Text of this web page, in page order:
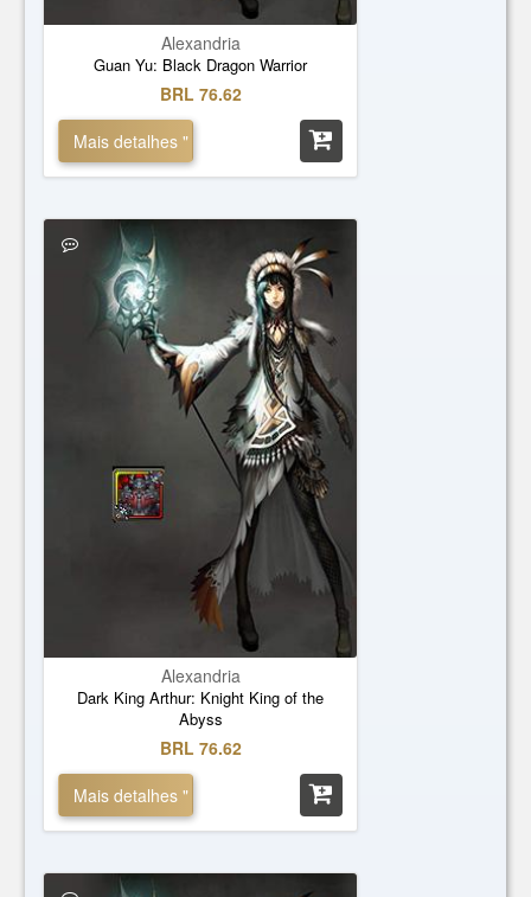
Alexandria
Guan Yu: Black Dragon Warrior
BRL 76.62
Mais detalhes "
Alexandria
Dark King Arthur: Knight King of the
Abyss
BRL 76.62
Mais detalhes "